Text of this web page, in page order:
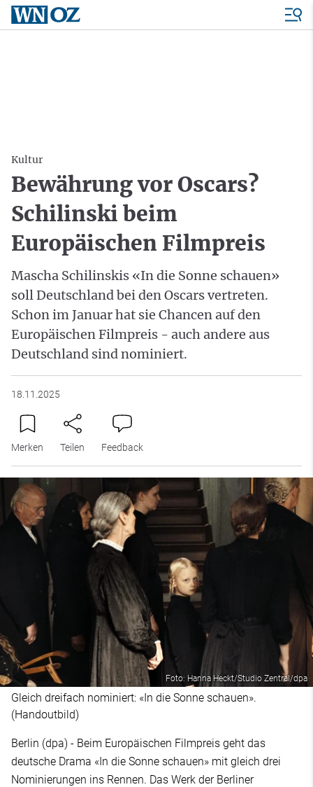
Kultur
Bewährung vor Oscars?
Schilinski beim
Europäischen Filmpreis
Mascha Schilinskis «In die Sonne schauen»
soll Deutschland bei den Oscars vertreten.
Schon im Januar hat sie Chancen auf den
Europäischen Filmpreis - auch andere aus
Deutschland sind nominiert.
18.11.2025
Merken Teilen Feedback
Foto: Hanna Heckt/Studio Zentral/dpa
Gleich dreifach nominiert: «In die Sonne schauen».
(Handoutbild)
Berlin (dpa) - Beim Europäischen Filmpreis geht das
deutsche Drama «In die Sonne schauen» mit gleich drei
Nominierungen ins Rennen. Das Werk der Berliner